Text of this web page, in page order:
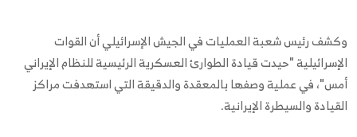
وكشف رئيس شعبة العمليات في الجيش الإسرائيلي أن القوات
الإسرائيلية "حيدت قيادة الطوارئ العسكرية الرئيسية للنظام الإيراني
أمس"، في عملية وصفها بالمعقدة والدقيقة التي استهدفت مراكز
القيادة والسيطرة الإيرانية.